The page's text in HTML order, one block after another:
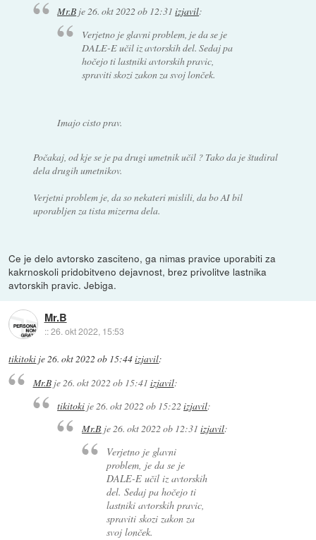
Mr.B je26. okt 2022 ob 12:31 izjavil:
Verjetno je glavni problem, je da se je
DALE-E učil iz avtorskih del. Sedaj pa
hočejo ti lastniki avtorskih pravic,
spraviti skozi zakon za svoj lonček.
Imajo cisto prav.
Počakaj, od kje se je pa drugi umetnik učil ? Tako da je študiral
dela drugih umetnikov.
Verjetni problem je, da so nekateri mislili, da bo AI bil
uporabljen za tista mizerna dela.
Ce je delo avtorsko zasciteno, ga nimas pravice uporabiti za
kakrnoskoli pridobitveno dejavnost, brez privolitve lastnika
avtorskih pravic. Jebiga.
Mr.B
::26. okt 2022, 15:53
tikitoki je26. okt 2022 ob 15:44izjavil:
Mr.Bje26. okt 2022 ob 15:41 izjavil:
tikitoki je 26. okt 2022 ob 15:22izjavil:
Mr.B je26. okt 2022 ob 12:31 izjavil:
Verjetno je glavni
problem, je da se je
DALE-E učil iz avtorskih
del. Sedaj pa hočejo ti
lastniki avtorskih pravic,
spraviti skozi zakon za
svoj lonček.